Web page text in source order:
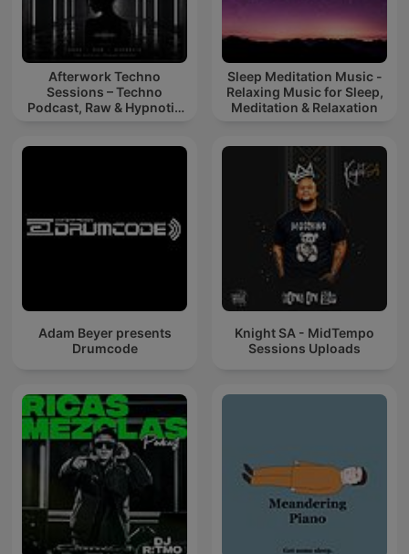
Afterwork Techno
Sessions – Techno
Podcast, Raw & Hypnotic
Sleep Meditation Music -
Relaxing Music for Sleep,
Meditation & Relaxation
Adam Beyer presents
Drumcode
Knight SA - MidTempo
Sessions Uploads